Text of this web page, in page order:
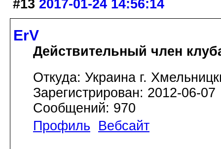
#13 2017-01-24 14:56:14
ErV
Действительный член
Откуда: Украина г.
Зарегистрирован: 2012-06-07
Сообщений: 970
Профиль
Вебсайт